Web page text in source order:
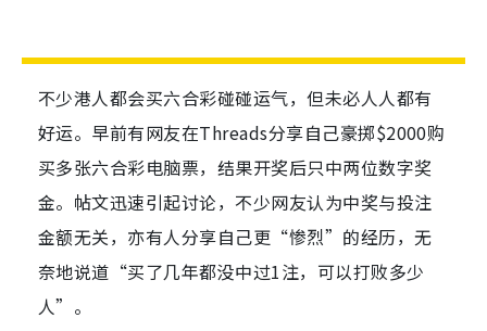
不少港人都会买六合彩碰碰运气，但未必人人都有
好运。早前有网友在Threads分享自己豪掷$2000购
买多张六合彩电脑票，结果开奖后只中两位数字奖
金。帖文迅速引起讨论，不少网友认为中奖与投注
金额无关，亦有人分享自己更“惨烈”的经历，无
奈地说道“买了几年都没中过1注，可以打败多少
人”。